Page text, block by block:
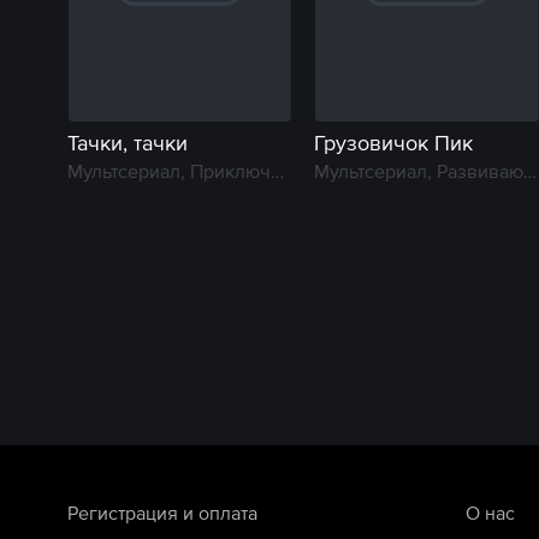
Тачки, тачки
Мультсериал, Приключение
Грузовичок Пик
Мультсериал, Развивающий
Регистрация и оплата О нас